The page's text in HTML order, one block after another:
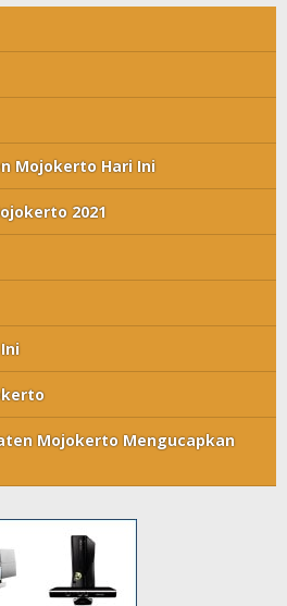
Mojokerto Hari Ini
2021
Mojokerto Mengucapkan